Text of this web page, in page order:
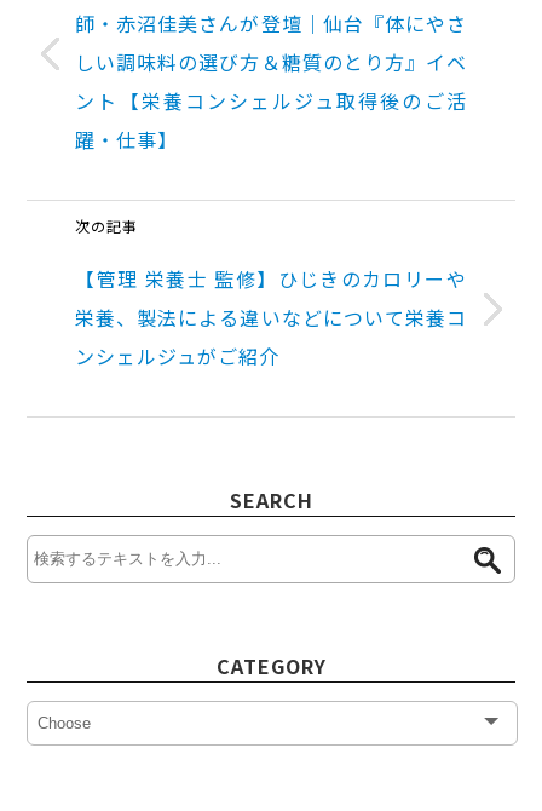
師・赤沼佳美さんが登壇｜仙台『体にやさ
しい調味料の選び方＆糖質のとり方』イベ
ント【栄養コンシェルジュ取得後のご活
躍・仕事】
次の記事
【管理 栄養士 監修】ひじきのカロリーや
栄養、製法による違いなどについて栄養コ
ンシェルジュがご紹介
SEARCH
CATEGORY